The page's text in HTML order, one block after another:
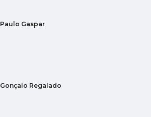
Paulo Gaspar
Gonçalo Regalado